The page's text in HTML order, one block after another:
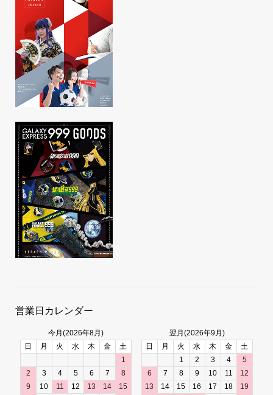
営業日カレンダー
今月(2026年8月)
日
月 火 水 木 金
土
1
2
3 4 5 6 7
8
9
10 11 12 13 14
15
翌月(2026年9月)
日
月 火 水 木 金
土
1
2 3 4
5
6
7 8 9 10 11
12
13
14 15 16 17 18
19